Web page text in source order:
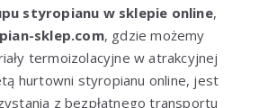
styropianu w sklepie online,
sklep.com, gdzie możemy
termoizolacyjne w atrakcyjnej
hurtowni styropianu online, jest
z bezpłatnego transportu